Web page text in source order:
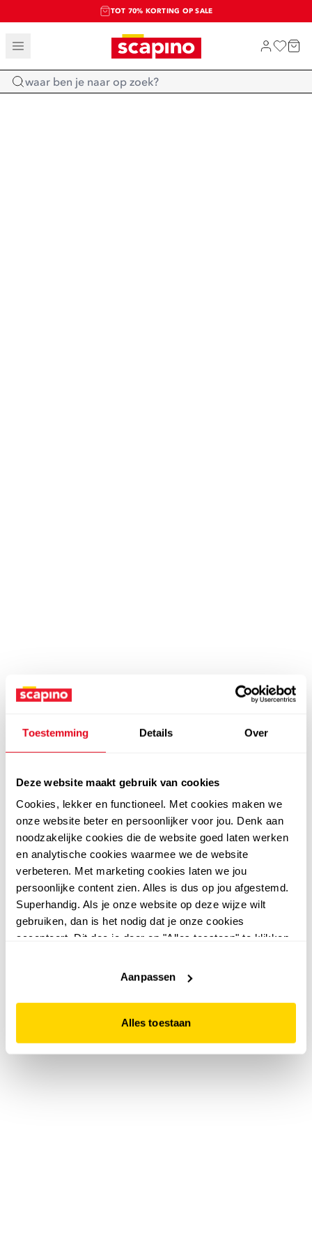
Toestemming Details Over
Deze website maakt gebruik van cookies
Cookies, lekker en functioneel. Met cookies maken we
onze website beter en persoonlijker voor jou. Denk aan
noodzakelijke cookies die de website goed laten werken
en analytische cookies waarmee we de website
verbeteren. Met marketing cookies laten we jou
persoonlijke content zien. Alles is dus op jou afgestemd.
Superhandig. Als je onze website op deze wijze wilt
gebruiken, dan is het nodig dat je onze cookies
accepteert. Dit doe je door op "Alles toestaan" te klikken.
website niet optimaal functioneert.
Aanpassen
Alles toestaan
TOT 70% KORTING OP SALE
SALE: LAATSTE KANS!
SHOP NIEUW
Home